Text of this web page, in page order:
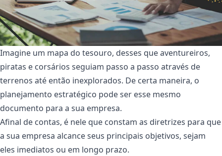
Imagine um mapa do tesouro, desses que aventureiros,
piratas e corsários seguiam passo a passo através de
terrenos até então inexplorados. De certa maneira, o
planejamento estratégico pode ser esse mesmo
documento para a sua empresa.
Afinal de contas, é nele que constam as diretrizes para que
a sua empresa alcance seus principais objetivos, sejam
eles imediatos ou em longo prazo.